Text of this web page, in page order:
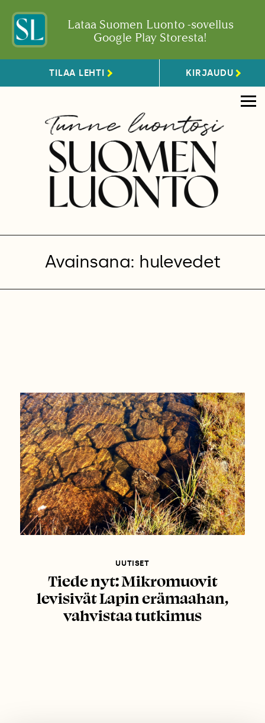
Lataa Suomen Luonto -sovellus
Google Play Storesta!
TILAA LEHTI KIRJAUDU
Avainsana: hulevedet
UUTISET
Tiede nyt: Mikromuovit
levisivät Lapin erämaahan,
vahvistaa tutkimus